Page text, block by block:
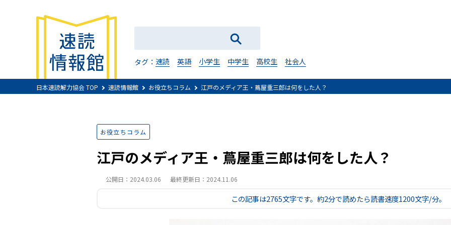
タグ： 速読 英語 小学生 中学生 高校生 社会人
日本速読解力協会 TOP 速読情報館 お役立ちコラム 江戸のメディア王・蔦屋重三郎は何をした人？
お役立ちコラム
江戸のメディア王・蔦屋重三郎は何をした人？
公開日：2024.03.06 最終更新日：2024.11.06
この記事は2765文字です。 約2分で読めたら読書速度1200文字/分。